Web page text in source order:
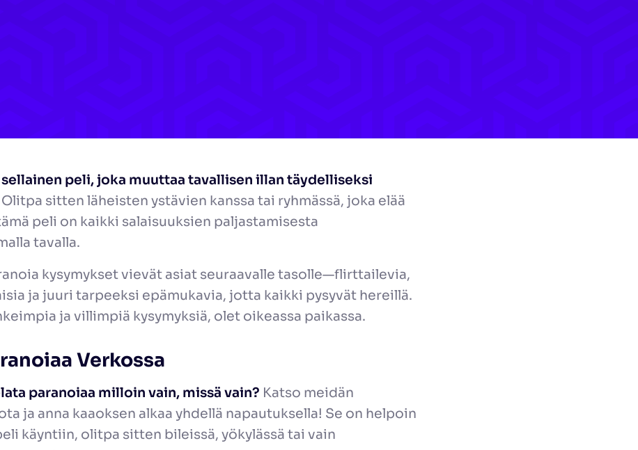
peli, joka muuttaa tavallisen illan täydelliseksi
Olitpa sitten läheisten ystävien kanssa tai ryhmässä, joka elää
peli on kaikki salaisuuksien paljastamisesta
tavalla.
kysymykset vievät asiat seuraavalle tasolle—flirttailevia,
ja juuri tarpeeksi epämukavia, jotta kaikki pysyvät hereillä.
ja villimpiä kysymyksiä, olet oikeassa paikassa.
Verkossa
paranoiaa milloin vain, missä vain? Katso meidän
ja anna kaaoksen alkaa yhdellä napautuksella! Se on helpoin
käyntiin, olitpa sitten bileissä, yökylässä tai vain